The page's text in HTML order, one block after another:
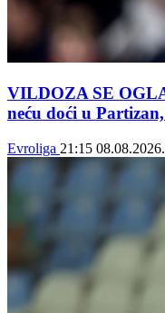
VILDOZA SE
neću doći u
Evroliga 21:15 08.08.2026.